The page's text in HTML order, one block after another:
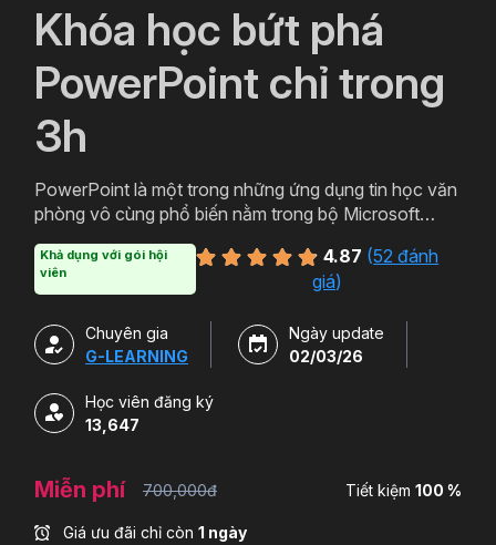
Khóa học bứt phá
PowerPoint chỉ trong
3h
PowerPoint là một trong những ứng dụng tin học văn
phòng vô cùng phổ biến nằm trong bộ Microsoft
định dạng và kiểu khác nhau tạo sự hấp dẫn cho
slide. Tham gia khóa học sẽ giúp bạn tạo ra các bản
một cách hấp dẫn và sinh động hơn. Chỉ với hơn 3h
học powerpoint miễn phí cùng Gitiho bạn sẽ có thể
học.
Khả dụng với gói hội
viên
4.87 (52 đánh
giá)
Chuyên gia
G-LEARNING
Ngày update
02/03/26
Học viên đăng ký
13,647
Miễn phí 700,000đ Tiết kiệm 100 %
Giá ưu đãi chỉ còn 1 ngày